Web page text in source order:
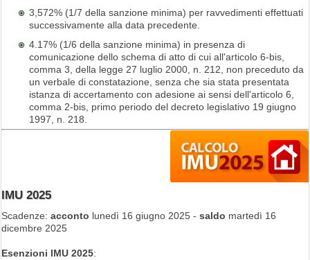
3,572% (1/7 della sanzione minima) per ravvedimenti effettuati
successivamente alla data precedente.
4.17% (1/6 della sanzione minima) in presenza di
comunicazione dello schema di atto di cui all'articolo 6-bis,
comma 3, della legge 27 luglio 2000, n. 212, non preceduto da
un verbale di constatazione, senza che sia stata presentata
istanza di accertamento con adesione ai sensi dell'articolo 6,
comma 2-bis, primo periodo del decreto legislativo 19 giugno
1997, n. 218.
IMU 2025
Scadenze: acconto lunedì 16 giugno 2025 - saldo martedì 16
dicembre 2025
Esenzioni IMU 2025: